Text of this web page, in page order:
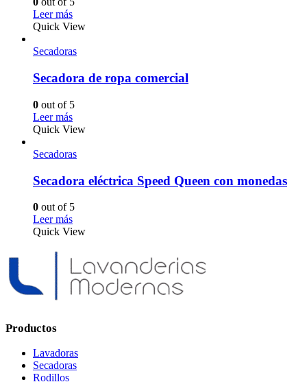
Leer más
Quick View
Secadoras
Secadora de ropa comercial
0 out of 5
Leer más
Quick View
Secadoras
Secadora eléctrica Speed ​​Queen con monedas
0 out of 5
Leer más
Quick View
Productos
Lavadoras
Secadoras
Rodillos